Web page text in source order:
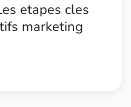
etapes cles
marketing